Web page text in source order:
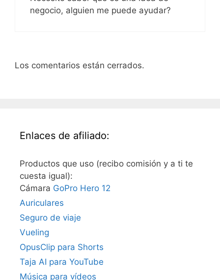
negocio, alguien me puede ayudar?
Los comentarios están cerrados.
Enlaces de afiliado:
Productos que uso (recibo comisión y a ti te
cuesta igual):
Cámara GoPro Hero 12
Auriculares
Seguro de viaje
Vueling
OpusClip para Shorts
Taja AI para YouTube
Música para vídeos